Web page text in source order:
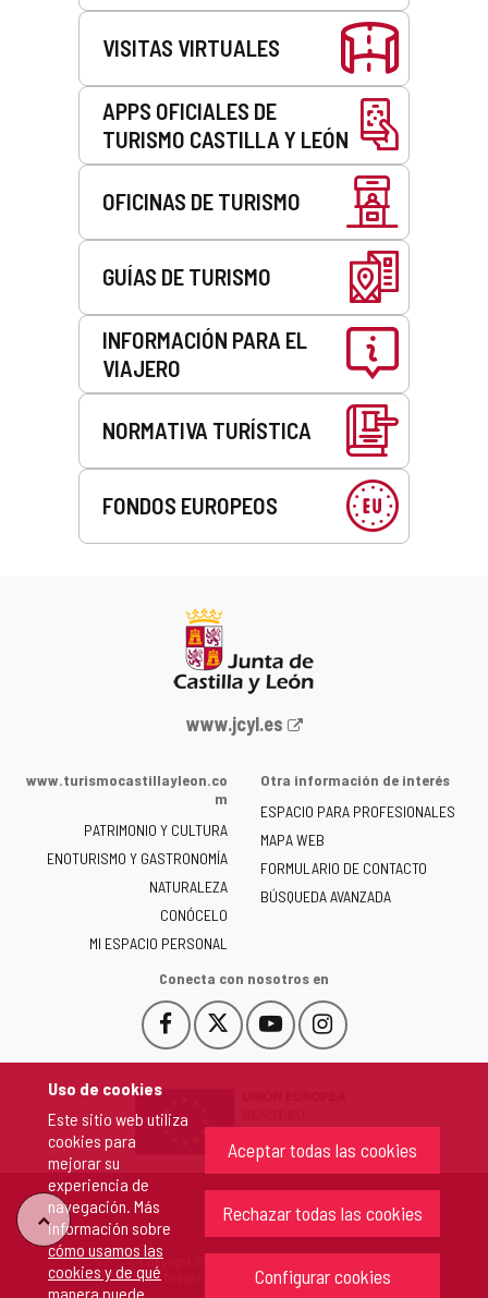
Uso de cookies
Este sitio web utiliza
cookies para
mejorar su
experiencia de
navegación. Más
información sobre
cómo usamos las
cookies y de qué
manera puede
Aceptar todas las cookies
Rechazar todas las cookies
Configurar cookies
VISITAS VIRTUALES
APPS OFICIALES DE
TURISMO CASTILLA Y LEÓN
OFICINAS DE TURISMO
GUÍAS DE TURISMO
INFORMACIÓN PARA EL
VIAJERO
NORMATIVA TURÍSTICA
FONDOS EUROPEOS
Portal
la
de
Castilla
y
León
-
www.jcyl.es
www.turismocastillayleon.co
m
PATRIMONIO Y CULTURA
ENOTURISMO Y GASTRONOMÍA
NATURALEZA
CONÓCELO
MI ESPACIO PERSONAL
Otra información de interés
ESPACIO PARA PROFESIONALES
MAPA WEB
FORMULARIO DE CONTACTO
BÚSQUEDA AVANZADA
Conecta con nosotros en
Facebook
Este
enlace
en
nueva.
Este
enlace
una
ventana
nueva.
YouTube
Este
enlace
una
ventana
nueva.
Instagram
Este
enlace
una
ventana
nueva.
"Volver
arriba"
Copyright 2026 - Junta de Castilla y León
Todos los derechos reservados.